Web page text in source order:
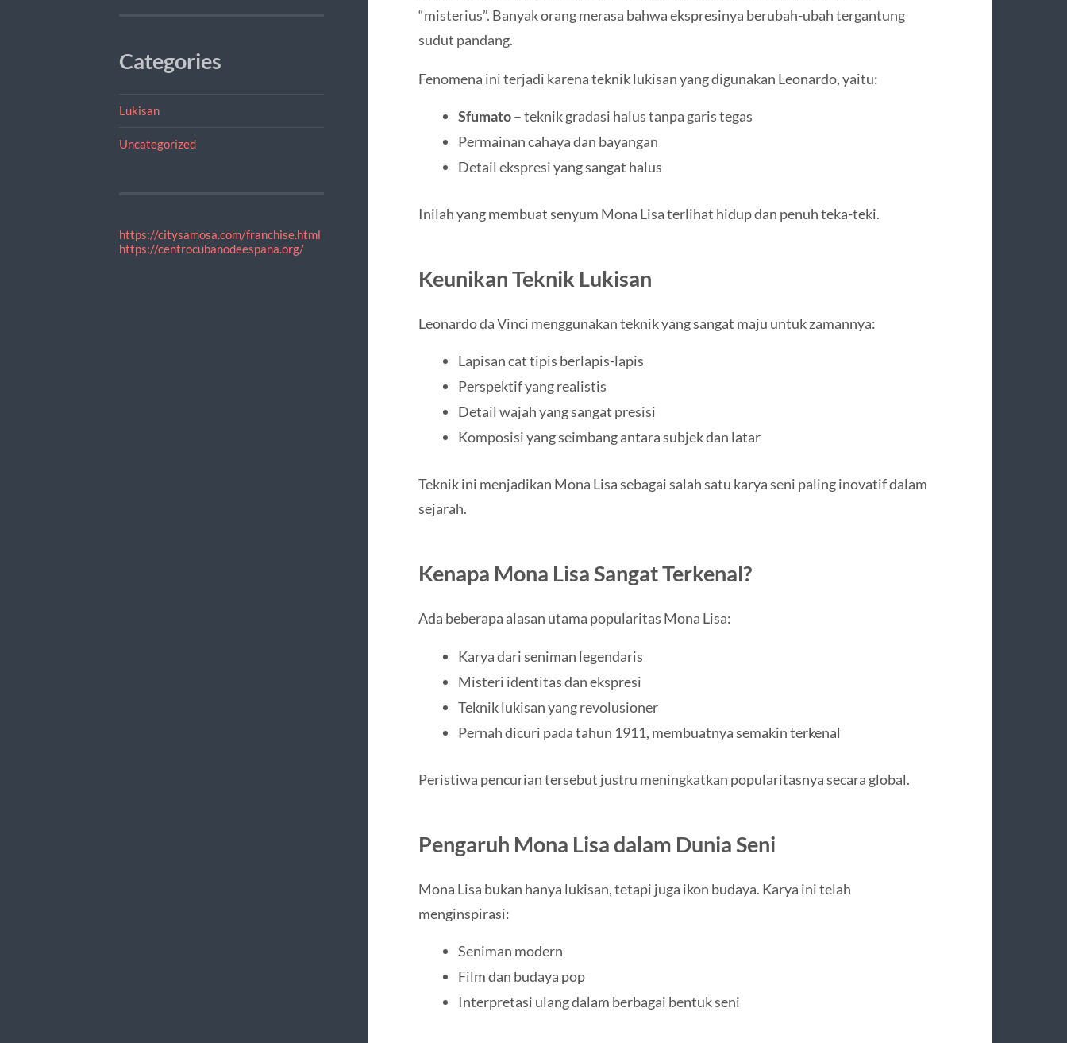
Categories
Lukisan
Uncategorized
https://citysamosa.com/franchise.html
https://centrocubanodeespana.org/
“misterius”. Banyak orang merasa bahwa ekspresinya berubah-ubah tergantung
sudut pandang.
Fenomena ini terjadi karena teknik lukisan yang digunakan Leonardo, yaitu:
Sfumato– teknik gradasi halus tanpa garis tegas
Permainan cahaya dan bayangan
Detail ekspresi yang sangat halus
Inilah yang membuat senyum Mona Lisa terlihat hidup dan penuh teka-teki.
Keunikan Teknik Lukisan
Leonardo da Vinci menggunakan teknik yang sangat maju untuk zamannya:
Lapisan cat tipis berlapis-lapis
Perspektif yang realistis
Detail wajah yang sangat presisi
Komposisi yang seimbang antara subjek dan latar
Teknik ini menjadikan Mona Lisa sebagai salah satu karya seni paling inovatif dalam
sejarah.
Kenapa Mona Lisa Sangat Terkenal?
Ada beberapa alasan utama popularitas Mona Lisa:
Karya dari seniman legendaris
Misteri identitas dan ekspresi
Teknik lukisan yang revolusioner
Pernah dicuri pada tahun 1911, membuatnya semakin terkenal
Peristiwa pencurian tersebut justru meningkatkan popularitasnya secara global.
Pengaruh Mona Lisa dalam Dunia Seni
Mona Lisa bukan hanya lukisan, tetapi juga ikon budaya. Karya ini telah
menginspirasi:
Seniman modern
Film dan budaya pop
Interpretasi ulang dalam berbagai bentuk seni